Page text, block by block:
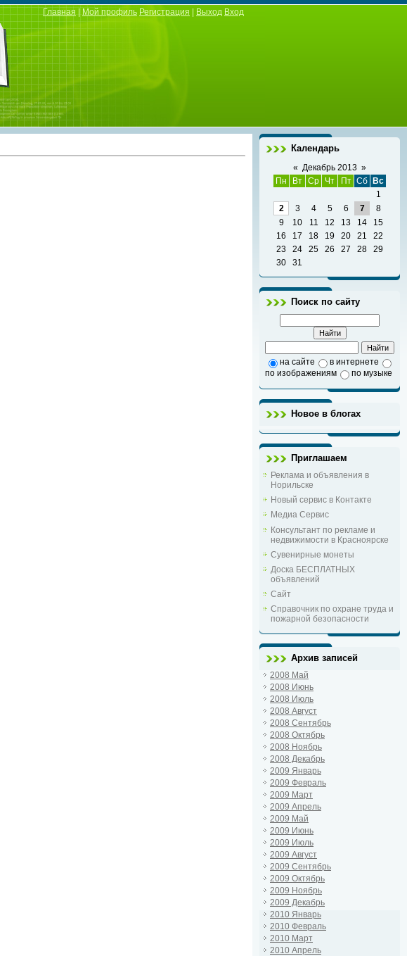
Главная|Мой профиль Регистрация Выход Вход
Календарь
« Декабрь 2013 »
Пн
Вт Ср Чт Пт Сб
Вс
1
2
3 4 5 6 7
8
9
10 11 12 13 14
15
16
17 18 19 20 21
22
23
24 25 26 27 28
29
30
31
Поиск по сайту
на сайте
в интернете
по изображениям
по музыке
Новое в блогах
Приглашаем
Реклама и объявления в
Норильске
Новый сервис в Контакте
Медиа Сервис
Консультант по рекламе и
недвижимости в Красноярске
Сувенирные монеты
Доска БЕСПЛАТНЫХ
объявлений
Сайт
Справочник по охране труда и
пожарной безопасности
Архив записей
2008 Май
2008 Июнь
2008 Июль
2008 Август
2008 Сентябрь
2008 Октябрь
2008 Ноябрь
2008 Декабрь
2009 Январь
2009 Февраль
2009 Март
2009 Апрель
2009 Май
2009 Июнь
2009 Июль
2009 Август
2009 Сентябрь
2009 Октябрь
2009 Ноябрь
2009 Декабрь
2010 Январь
2010 Февраль
2010 Март
2010 Апрель